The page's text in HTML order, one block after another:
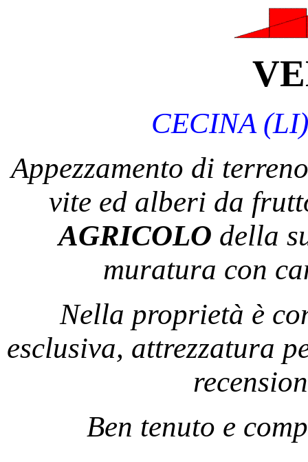
CECINA
Appezzamento di
vite ed alberi da
AGRICOLO della
muratura con
Nella proprietà è
esclusiva, attrezzatura
Ben tenuto e